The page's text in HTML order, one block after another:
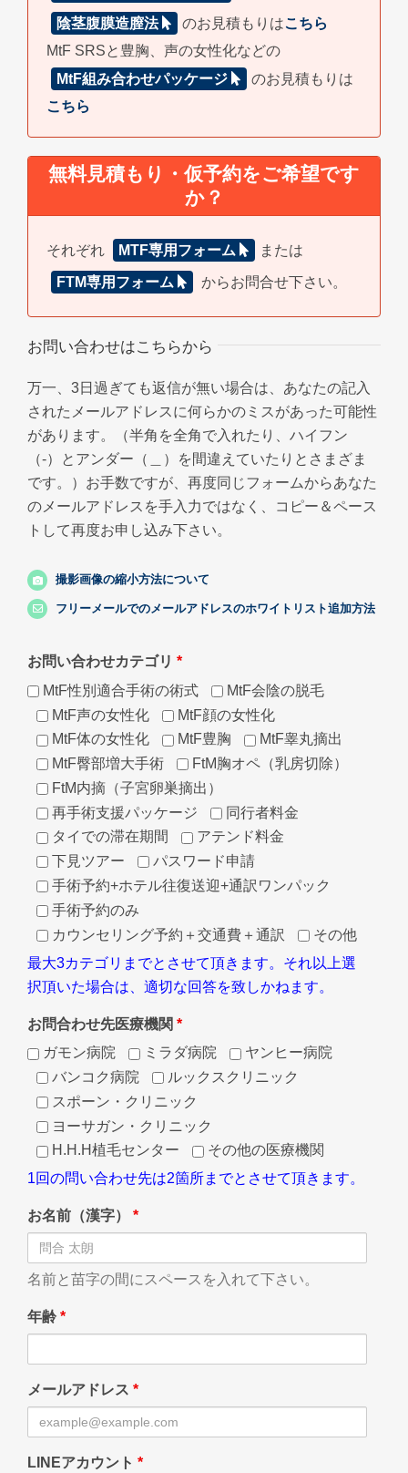
陰茎腹膜造膣法 のお見積もりはこちら
MtF SRSと豊胸、声の女性化などの
MtF組み合わせパッケージ
のお見積もりは
こちら
無料見積もり・仮予約をご希望です
か？
それぞれ MTF専用フォーム または
FTM専用フォーム からお問合せ下さい。
お問い合わせはこちらから
万一、3日過ぎても返信が無い場合は、あなたの記入
されたメールアドレスに何らかのミスがあった可能性
があります。（半角を全角で入れたり、ハイフン
（-）とアンダー（＿）を間違えていたりとさまざま
です。）お手数ですが、再度同じフォームからあなた
のメールアドレスを手入力ではなく、コピー＆ペース
トして再度お申し込み下さい。
撮影画像の縮小方法について
フリーメールでのメールアドレスのホワイトリスト追加方法
お問い合わせカテゴリ *
MtF性別適合手術の術式
MtF会陰の脱毛
MtF声の女性化
MtF顔の女性化
MtF体の女性化
MtF豊胸
MtF睾丸摘出
MtF臀部増大手術
FtM胸オペ（乳房切除）
FtM内摘（子宮卵巣摘出）
再手術支援パッケージ
同行者料金
タイでの滞在期間
アテンド料金
下見ツアー
パスワード申請
手術予約+ホテル往復送迎+通訳ワンパック
手術予約のみ
カウンセリング予約＋交通費＋通訳
その他
最大3カテゴリまでとさせて頂きます。それ以上選
択頂いた場合は、適切な回答を致しかねます。
お問合わせ先医療機関 *
ガモン病院
ミラダ病院
ヤンヒー病院
バンコク病院
ルックスクリニック
スポーン・クリニック
ヨーサガン・クリニック
H.H.H植毛センター
その他の医療機関
1回の問い合わせ先は2箇所までとさせて頂きます。
お名前（漢字） *
名前と苗字の間にスペースを入れて下さい。
年齢 *
メールアドレス *
LINEアカウント *